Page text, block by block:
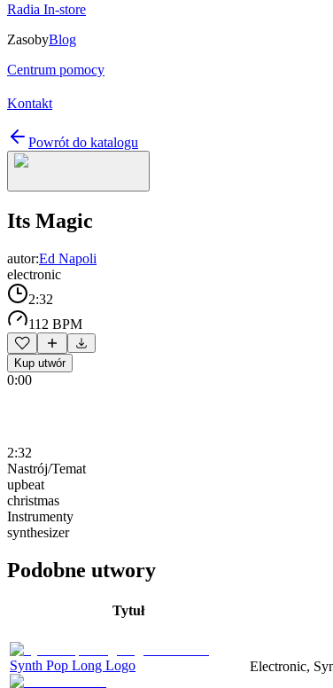
Radia In-store
ZasobyBlog
Centrum pomocy
Kontakt
Powrót do katalogu
Its Magic
autor:Ed Napoli
electronic
2:32
112 BPM
Kup utwór
0:00
2:32
Nastrój/Temat
upbeat
christmas
Instrumenty
synthesizer
Podobne utwory
Tytuł
Synth Pop Long Logo Electronic,